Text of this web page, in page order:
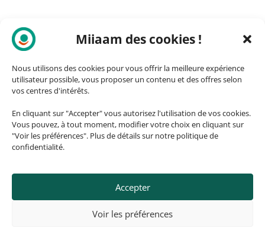
Miiaam des cookies !
Nous utilisons des cookies pour vous offrir la meilleure expérience
utilisateur possible, vous proposer un contenu et des offres selon
vos centres d'intérêts.
En cliquant sur "Accepter" vous autorisez l'utilisation de vos cookies.
Vous pouvez, à tout moment, modifier votre choix en cliquant sur
"Voir les préférences". Plus de détails sur notre politique de
confidentialité.
Accepter
Voir les préférences
© 2026, ozando.fr – Fait avec ❤️